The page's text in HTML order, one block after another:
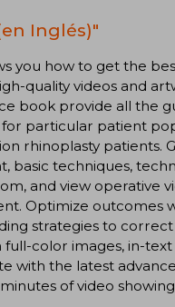
Inglés)"
you how to get the
quality videos and
book provide all the
particular patient
rhinoplasty patients.
basic techniques,
and view operative
Optimize outcomes
strategies to
color images, in-
with the latest
of video